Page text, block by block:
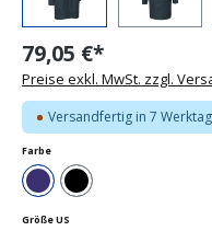
79,05 €*
Preise exkl. MwSt. zzgl.
Versandfertig in 7
Farbeauswählen
NavySchwarz
Größe US